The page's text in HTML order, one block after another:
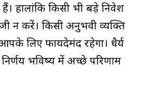
हालांकि किसी भी बड़े निवेश
न करें। किसी अनुभवी व्यक्ति
लिए फायदेमंद रहेगा। धैर्य
भविष्य में अच्छे परिणाम